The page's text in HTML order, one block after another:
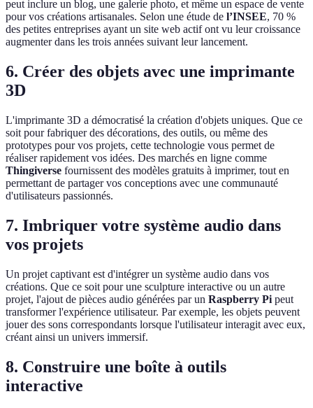
peut inclure un blog, une galerie photo, et même un espace de vente
pour vos créations artisanales. Selon une étude de l’INSEE, 70 %
des petites entreprises ayant un site web actif ont vu leur croissance
augmenter dans les trois années suivant leur lancement.
6. Créer des objets avec une imprimante
3D
L'imprimante 3D a démocratisé la création d'objets uniques. Que ce
soit pour fabriquer des décorations, des outils, ou même des
prototypes pour vos projets, cette technologie vous permet de
réaliser rapidement vos idées. Des marchés en ligne comme
Thingiverse fournissent des modèles gratuits à imprimer, tout en
permettant de partager vos conceptions avec une communauté
d'utilisateurs passionnés.
7. Imbriquer votre système audio dans
vos projets
Un projet captivant est d'intégrer un système audio dans vos
créations. Que ce soit pour une sculpture interactive ou un autre
projet, l'ajout de pièces audio générées par un Raspberry Pi peut
transformer l'expérience utilisateur. Par exemple, les objets peuvent
jouer des sons correspondants lorsque l'utilisateur interagit avec eux,
créant ainsi un univers immersif.
8. Construire une boîte à outils
interactive